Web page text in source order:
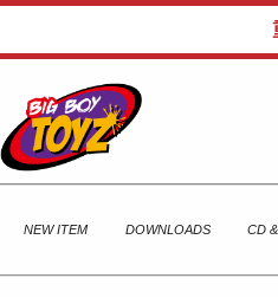
NEW ITEM DOWNLOADS CD